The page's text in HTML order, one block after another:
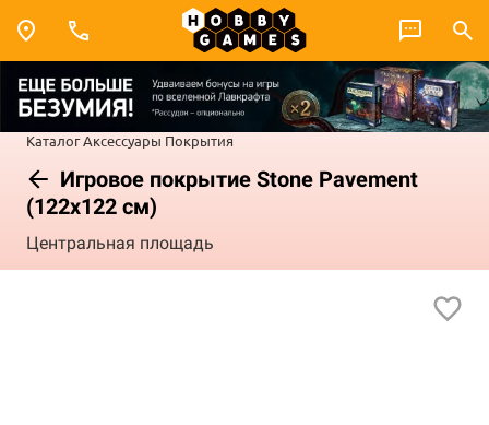
КаталогАксессуары Покрытия
Игровое покрытие Stone Pavement
(122x122 см)
Центральная площадь